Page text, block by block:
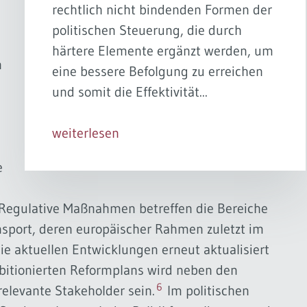
rechtlich nicht bindenden Formen der
politischen Steuerung, die durch
härtere Elemente ergänzt werden, um
eine bessere Befolgung zu erreichen
und somit die Effektivität...
weiterlesen
Maßnahmen betreffen die Bereiche
deren europäischer Rahmen zuletzt im
aktuellen Entwicklungen erneut aktualisiert
Reformplans wird neben den
Stakeholder sein. 6 Im politischen